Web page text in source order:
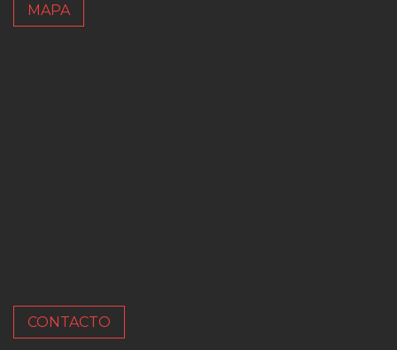
MAPA
CONTACTO